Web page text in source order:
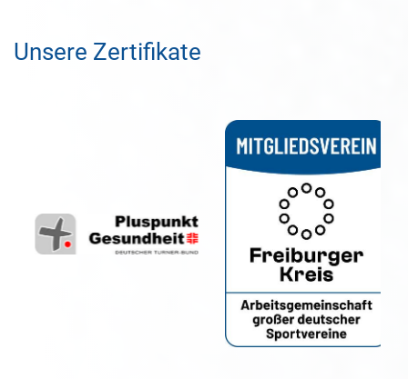
Unsere Zertifikate